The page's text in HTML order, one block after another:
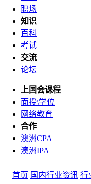
职场
知识
百科
考试
交流
论坛
上国会课程
面授\学位
网络教育
合作
澳洲CPA
澳洲IPA
首页 国内行业资讯 行